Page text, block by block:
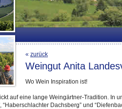
« zurück
Weingut Anita
Wo Wein Inspiration ist!
auf eine lange Weingärtner-Tradition. In
“Haberschlachter Dachsberg” und